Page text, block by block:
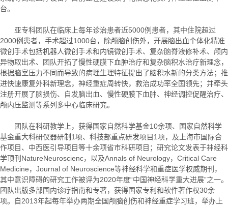
台。
亚专科团队在临床上每年诊治患者近5000例患者，其中住院超过
2000例患者，手术超过1000台，除颅脑创伤外，开展脑出血个体化精准
微创手术包括机器人微创手术和内镜微创手术、复杂脑脊液修补术、颅内
异物取出术、团队开拓了慢性硬膜下血肿治疗和复杂脑积水治疗新理念，
根据脑室压力不同而导致的病理生理特征提出了脑积水新的分类方法；推
进快速康复外科新理念，神经重症周转快，救治成功率全国领先；并牵头
注册开展了脑损伤、自发脑出血、慢性硬膜下血肿、神经调控促醒治疗、
颅内压监测等系列多中心临床研究。
团队在科研教学上，获得国家自然科学基金10余项、国家自然科学
基金重大科研仪器研制1项、科技部重点研发项目1项，及上海市国际合
作项目、中西医引导项目等十余项省市科研项目；研究论文发表于神经科
学顶刊NatureNeuroscienc，以及Annals of Neurology，Critical Care
Medicine，Journal of Neuroscience等神经科学和重症医学权威期刊，
其中意识障碍的研究工作被评为2020年度“中国神经科学重大进展”之一。
团队出版多部国内诊疗指南和专著，获得国家专利和软件著作权30余
项。自2013年起每年举办两期全国颅脑创伤和神经重症学习班，举办上